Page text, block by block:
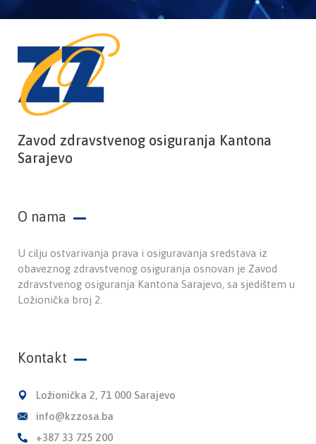
Zavod zdravstvenog osiguranja Kantona
Sarajevo
O nama
U cilju ostvarivanja prava i osiguravanja sredstava iz
obaveznog zdravstvenog osiguranja osnovan je Zavod
zdravstvenog osiguranja Kantona Sarajevo, sa sjedištem u
Ložionička broj 2.
Kontakt
Ložionička 2, 71 000 Sarajevo
info@kzzosa.ba
+387 33 725 200